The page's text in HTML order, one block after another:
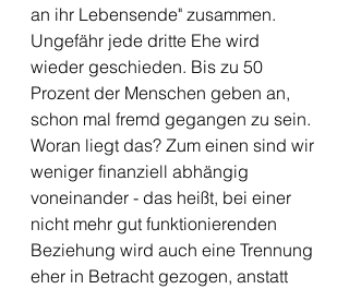
an ihr Lebensende" zusammen.
Ungefähr jede dritte Ehe wird
wieder geschieden. Bis zu 50
Prozent der Menschen geben an,
schon mal fremd gegangen zu sein.
Woran liegt das? Zum einen sind wir
weniger finanziell abhängig
voneinander - das heißt, bei einer
nicht mehr gut funktionierenden
Beziehung wird auch eine Trennung
eher in Betracht gezogen, anstatt